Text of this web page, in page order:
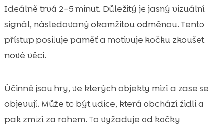
Ideálně trvá 2–5 minut. Důležitý je jasný vizuální
signál, následovaný okamžitou odměnou. Tento
přístup posiluje paměť a motivuje kočku zkoušet
nové věci.
Účinné jsou hry, ve kterých objekty mizí a zase se
objevují. Může to být udice, která obchází židli a
pak zmizí za rohem. To vyžaduje od kočky